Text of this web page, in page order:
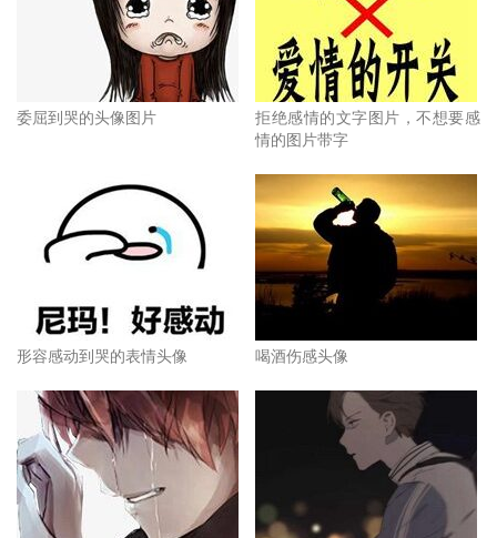
委屈到哭的头像图片
拒绝感情的文字图片，不想要感
情的图片带字
形容感动到哭的表情头像 喝酒伤感头像